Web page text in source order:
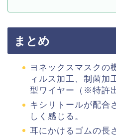
まとめ
ヨネックスマスクの
ィルス加工、制菌加
型ワイヤー（※特許
キシリトールが配合
しく感じる。
耳にかけるゴムの長